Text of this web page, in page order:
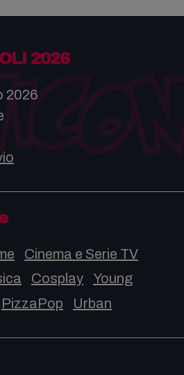
2026
2026
Cinema e Serie TV
Cosplay
Young
PizzaPop Urban